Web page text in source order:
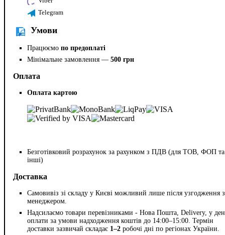
Telegram
Умови
Працюємо по предоплаті
Мінімальне замовлення — 500 грн
Оплата
Оплата картою
Безготівковий розрахунок за рахунком з ПДВ (для ТОВ, ФОП та
інші)
Доставка
Самовивіз зі складу у Києві можливий лише після узгодження з
менеджером.
Надсилаємо товари перевізниками - Нова Пошта, Delivery, у
оплати за умови надходження коштів до 14:00–15:00. Термін
доставки зазвичай складає 1–2 робочі дні по регіонах України.